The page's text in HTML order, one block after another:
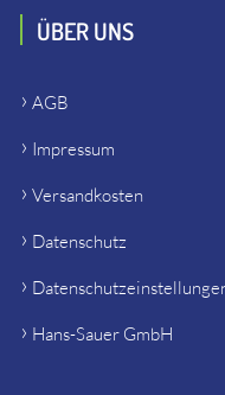
ÜBER UNS
AGB
Impressum
Versandkosten
Datenschutz
Hans-Sauer GmbH